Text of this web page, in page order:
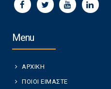
Menu
ΑΡΧΙΚΗ
ΠΟΙΟΙ ΕΙΜΑΣΤΕ